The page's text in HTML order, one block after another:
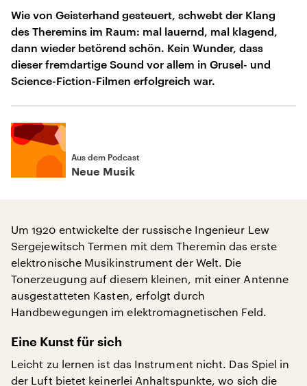
Wie von Geisterhand gesteuert, schwebt der Klang
des Theremins im Raum: mal lauernd, mal klagend,
dann wieder betörend schön. Kein Wunder, dass
dieser fremdartige Sound vor allem in Grusel- und
Science-Fiction-Filmen erfolgreich war.
Aus dem Podcast
Neue Musik
Um 1920 entwickelte der russische Ingenieur Lew
Sergejewitsch Termen mit dem Theremin das erste
elektronische Musikinstrument der Welt. Die
Tonerzeugung auf diesem kleinen, mit einer Antenne
ausgestatteten Kasten, erfolgt durch
Handbewegungen im elektromagnetischen Feld.
Eine Kunst für sich
Leicht zu lernen ist das Instrument nicht. Das Spiel in
der Luft bietet keinerlei Anhaltspunkte, wo sich die